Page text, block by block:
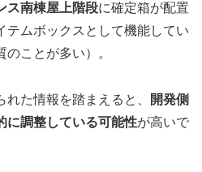
ス南棟屋上階段に確定箱が配置
テムボックスとして機能してい
ことが多い）。
た情報を踏まえると、
開発側
に調整している可能性が高いで